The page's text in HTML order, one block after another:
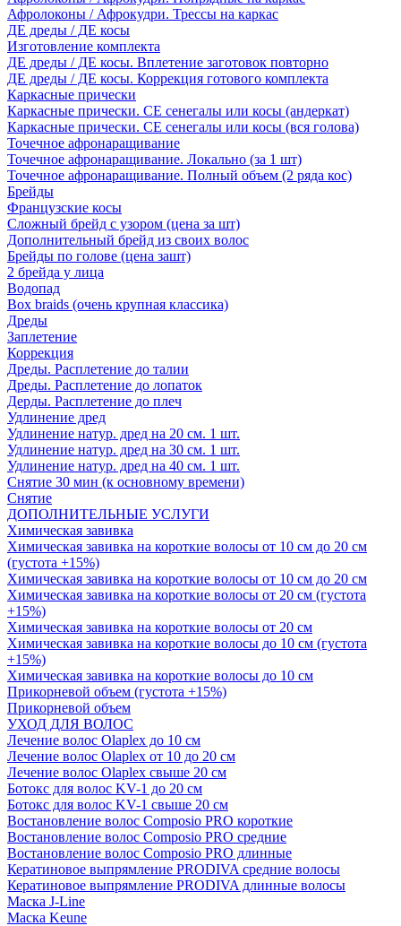
Афролоконы / Афрокудри. Трессы на каркас
ДЕ дреды / ДЕ косы
Изготовление комплекта
ДЕ дреды / ДЕ косы. Вплетение заготовок повторно
ДЕ дреды / ДЕ косы. Коррекция готового комплекта
Каркасные прически
Каркасные прически. СЕ сенегалы или косы (андеркат)
Каркасные прически. СЕ сенегалы или косы (вся голова)
Точечное афронаращивание
Точечное афронаращивание. Локально (за 1 шт)
Точечное афронаращивание. Полный объем (2 ряда кос)
Брейды
Французские косы
Сложный брейд с узором (цена за шт)
Дополнительный брейд из своих волос
Брейды по голове (цена зашт)
2 брейда у лица
Водопад
Box braids (очень крупная классика)
Дреды
Заплетение
Коррекция
Дреды. Расплетение до талии
Дреды. Расплетение до лопаток
Дерды. Расплетение до плеч
Удлинение дред
Удлинение натур. дред на 20 см. 1 шт.
Удлинение натур. дред на 30 см. 1 шт.
Удлинение натур. дред на 40 см. 1 шт.
Снятие 30 мин (к основному времени)
Снятие
ДОПОЛНИТЕЛЬНЫЕ УСЛУГИ
Химическая завивка
Химическая завивка на короткие волосы от 10 см до 20 см
(густота +15%)
Химическая завивка на короткие волосы от 10 см до 20 см
Химическая завивка на короткие волосы от 20 см (густота
+15%)
Химическая завивка на короткие волосы от 20 см
Химическая завивка на короткие волосы до 10 см (густота
+15%)
Химическая завивка на короткие волосы до 10 см
Прикорневой объем (густота +15%)
Прикорневой объем
УХОД ДЛЯ ВОЛОС
Лечение волос Olapleх до 10 см
Лечение волос Olapleх от 10 до 20 см
Лечение волос Olapleх свыше 20 см
Ботокс для волос KV-1 до 20 см
Ботокс для волос KV-1 свыше 20 см
Востановление волос Composio PRO короткие
Востановление волос Composio PRO средние
Востановление волос Composio PRO длинные
Кератиновое выпрямление PRODIVA средние волосы
Кератиновое выпрямление PRODIVA длинные волосы
Маска J-Line
Маска Keune